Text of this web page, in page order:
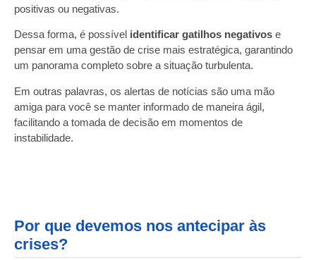
positivas ou negativas.
Dessa forma, é possível identificar gatilhos negativos e
pensar em uma gestão de crise mais estratégica, garantindo
um panorama completo sobre a situação turbulenta.
Em outras palavras, os alertas de notícias são uma mão
amiga para você se manter informado de maneira ágil,
facilitando a tomada de decisão em momentos de
instabilidade.
Por que devemos nos antecipar às
crises?